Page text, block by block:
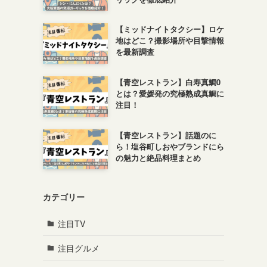
【ミッドナイトタクシー】ロケ
地はどこ？撮影場所や目撃情報
を最新調査
【青空レストラン】白寿真鯛0
とは？愛媛発の究極熟成真鯛に
注目！
【青空レストラン】話題のに
ら！塩谷町しおやブランドにら
の魅力と絶品料理まとめ
カテゴリー
注目TV
注目グルメ